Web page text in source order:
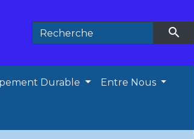
search
Durable Entre Nous